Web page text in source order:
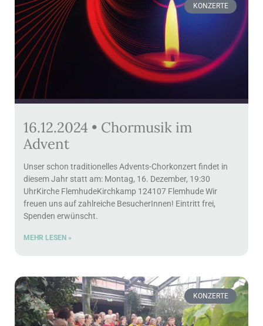
KONZERTE
16.12.2024 • Chormusik im
Advent
Unser schon traditionelles Advents-Chorkonzert findet in
diesem Jahr statt am: Montag, 16. Dezember, 19:30
UhrKirche FlemhudeKirchkamp 124107 Flemhude Wir
freuen uns auf zahlreiche BesucherInnen! Eintritt frei,
Spenden erwünscht.
MEHR LESEN »
KONZERTE